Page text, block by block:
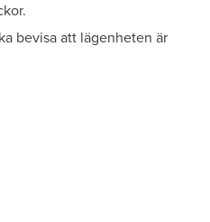
bevisa att lägenheten är